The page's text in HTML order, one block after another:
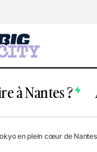
à Nantes ?
Ce
en plein cœur de